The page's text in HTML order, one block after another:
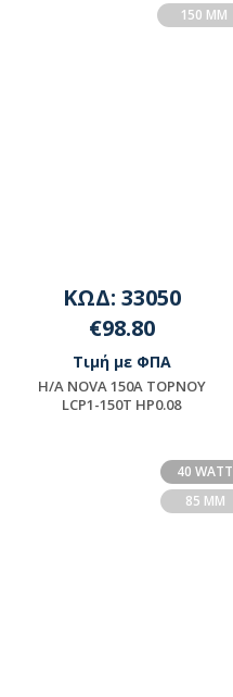
150 MM
ΚΩΔ: 33050
€98.80
Τιμή με ΦΠΑ
H/A NOVA 150A TOPNOY
LCP1-150T HP0.08
40 WATT
85 MM